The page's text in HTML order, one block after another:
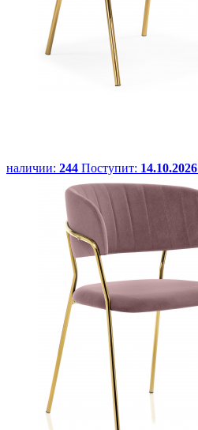
наличии: 244 Поступит: 14.10.2026